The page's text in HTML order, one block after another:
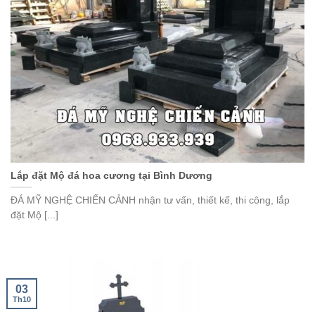
Lắp đặt Mộ đá hoa cương tại Bình Dương
ĐÁ MỸ NGHỆ CHIẾN CẢNH nhận tư vấn, thiết kế, thi công, lắp
đặt Mộ [...]
03
Th10